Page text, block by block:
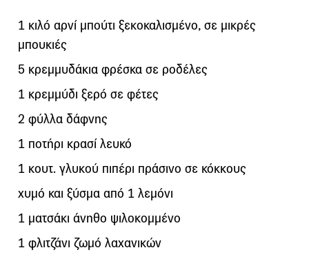
1 κιλό αρνί μπούτι ξεκοκαλισμένο, σε μικρές
μπουκιές
5 κρεμμυδάκια φρέσκα σε ροδέλες
1 κρεμμύδι ξερό σε φέτες
2 φύλλα δάφνης
1 ποτήρι κρασί λευκό
1 κουτ. γλυκού πιπέρι πράσινο σε κόκκους
χυμό και ξύσμα από 1 λεμόνι
1 ματσάκι άνηθο ψιλοκομμένο
1 φλιτζάνι ζωμό λαχανικών